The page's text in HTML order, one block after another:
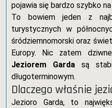
pojawia się bardzo szybko
To bowiem jeden z
turystycznych w
śródziemnomorski oraz
Europy. Nic zatem
Jeziorem Gardasą
długoterminowym.
Dlaczego właśnie
Jezioro Garda, to